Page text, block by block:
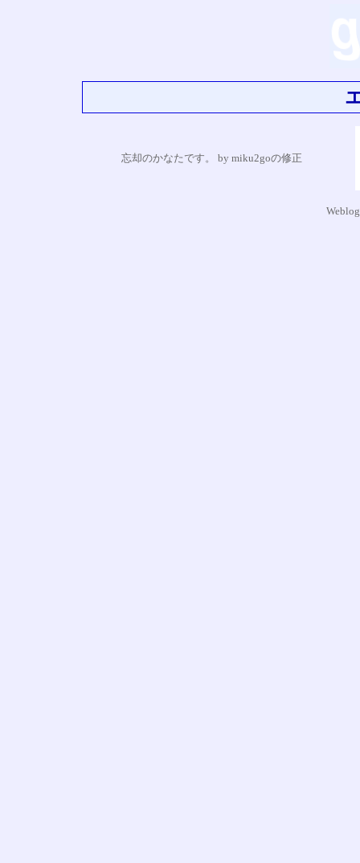
忘却のかなたです。 by miku2goの修正